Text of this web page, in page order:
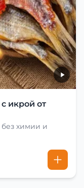
икрой от
химии и